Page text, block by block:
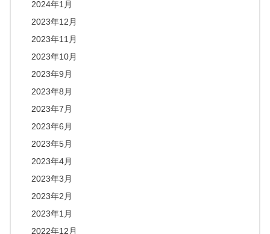
2024年1月
2023年12月
2023年11月
2023年10月
2023年9月
2023年8月
2023年7月
2023年6月
2023年5月
2023年4月
2023年3月
2023年2月
2023年1月
2022年12月